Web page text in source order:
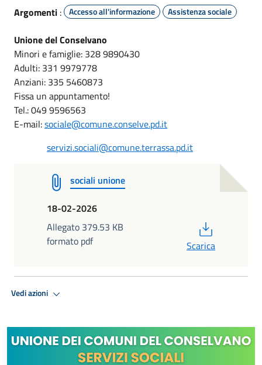
Argomenti : Accesso all'informazione Assistenza sociale
Unione del Conselvano
Minori e famiglie: 328 9890430
Adulti: 331 9979778
Anziani: 335 5460873
Fissa un appuntamento!
Tel.: 049 9596563
E-mail:sociale@comune.conselve.pd.it
servizi.sociali@comune.terrassa.pd.it
sociali unione
18-02-2026
Allegato 379.53 KB
formato pdf
Scarica
Vedi azioni